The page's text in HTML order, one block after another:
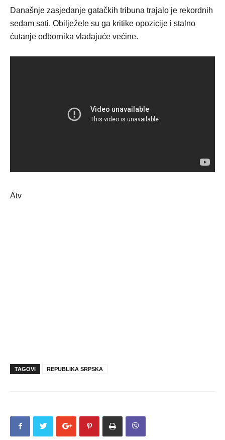
Današnje zasjedanje gatačkih tribuna trajalo je rekordnih
sedam sati. Obilježele su ga kritike opozicije i stalno
ćutanje odbornika vladajuće većine.
Atv
TAGOVI REPUBLIKA SRPSKA